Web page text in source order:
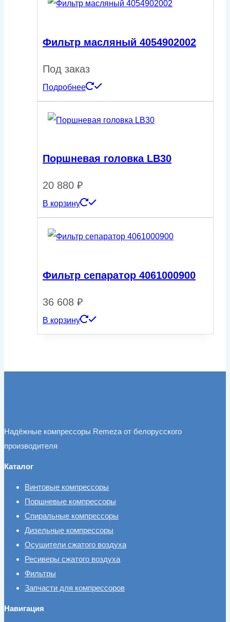
Фильтр масляный 4054902002
Под заказ
Подробнее
Поршневая головка LB30
20 880 ₽
В корзину
Фильтр сепаратор 4061000900
36 608 ₽
В корзину
Надёжные компрессоры Remeza от белорусского
производителя
Каталог
Винтовые компрессоры
Поршневые компрессоры
Спиральные компрессоры
Дизельные компрессоры
Осушители сжатого воздуха
Ресиверы сжатого воздуха
Фильтры
Запчасти для компрессоров
Навигация